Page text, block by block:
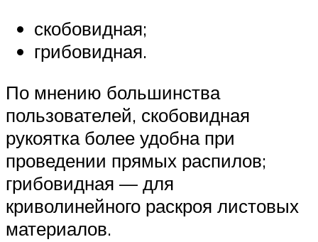
скобовидная;
грибовидная.
По мнению большинства
пользователей, скобовидная
рукоятка более удобна при
проведении прямых распилов;
грибовидная — для
криволинейного раскроя листовых
материалов.